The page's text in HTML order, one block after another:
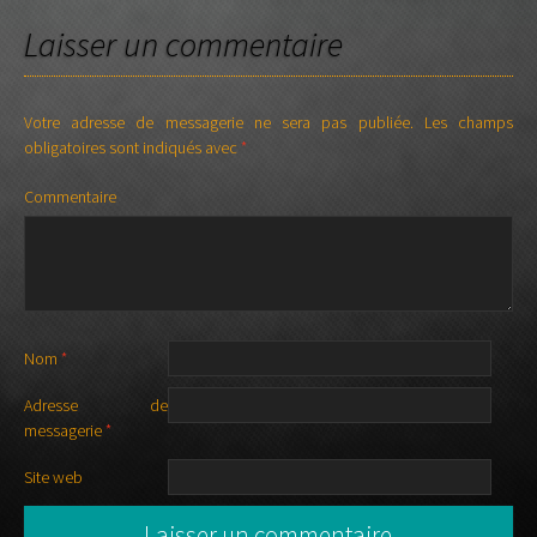
ARTICLES
Laisser un commentaire
Votre adresse de messagerie ne sera pas publiée. Les champs
obligatoires sont indiqués avec*
Commentaire
Nom *
Adresse de
messagerie*
Site web